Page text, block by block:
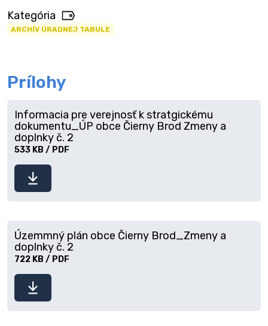
Kategória
ARCHÍV ÚRADNEJ TABULE
Prílohy
Stiahnuť
súbor
Informacia pre verejnosť k stratgickému
dokumentu_ÚP obce Čierny Brod Zmeny a
doplnky č. 2
533 KB / PDF
súbor
Územmný plán obce Čierny Brod_Zmeny a
doplnky č. 2
722 KB / PDF